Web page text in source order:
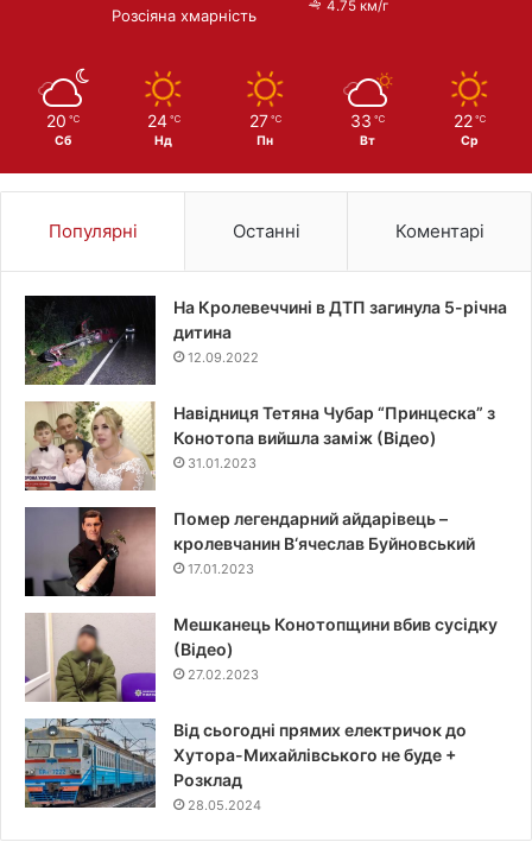
Розсіяна хмарність 4.75 км/г
20 ℃
Сб
24 ℃
Нд
27 ℃
Пн
33 ℃
Вт
22 ℃
Ср
Популярні Останні Коментарі
На Кролевеччині в ДТП загинула 5-річна
дитина
12.09.2022
Навідниця Тетяна Чубар “Принцеска” з
Конотопа вийшла заміж (Відео)
31.01.2023
Помер легендарний айдарівець –
кролевчанин В‘ячеслав Буйновський
17.01.2023
Мешканець Конотопщини вбив сусідку
(Відео)
27.02.2023
Від сьогодні прямих електричок до
Хутора-Михайлівського не буде +
Розклад
28.05.2024